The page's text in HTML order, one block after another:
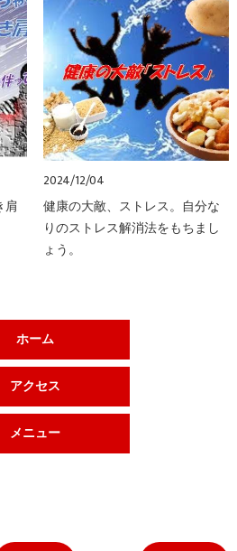
肩
2024/12/04
健康の大敵、ストレス。自分な
りのストレス解消法をもちまし
ょう。
ホーム
アクセス
メニュー